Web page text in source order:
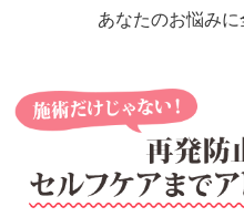
あなたのお悩みに